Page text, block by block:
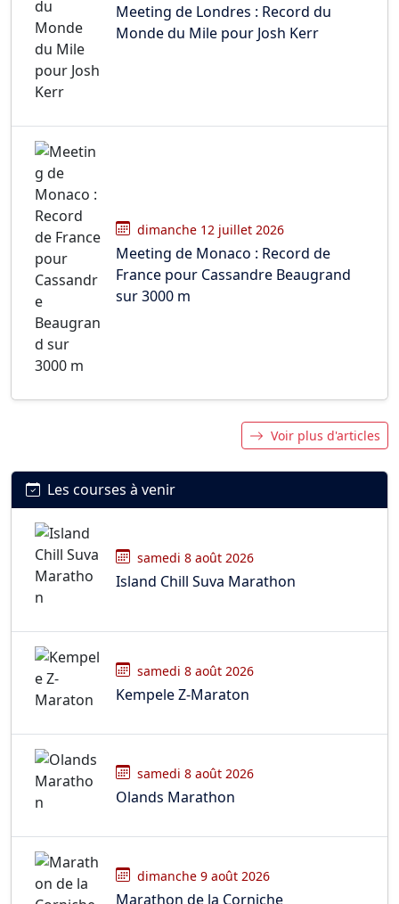
Meeting de Londres : Record du
Monde du Mile pour Josh Kerr
dimanche 12 juillet 2026
Meeting de Monaco : Record de
France pour Cassandre Beaugrand
sur 3000 m
Voir plus d'articles
Les courses à venir
samedi 8 août 2026
Island Chill Suva Marathon
samedi 8 août 2026
Kempele Z-Maraton
samedi 8 août 2026
Olands Marathon
dimanche 9 août 2026
Marathon de la Corniche